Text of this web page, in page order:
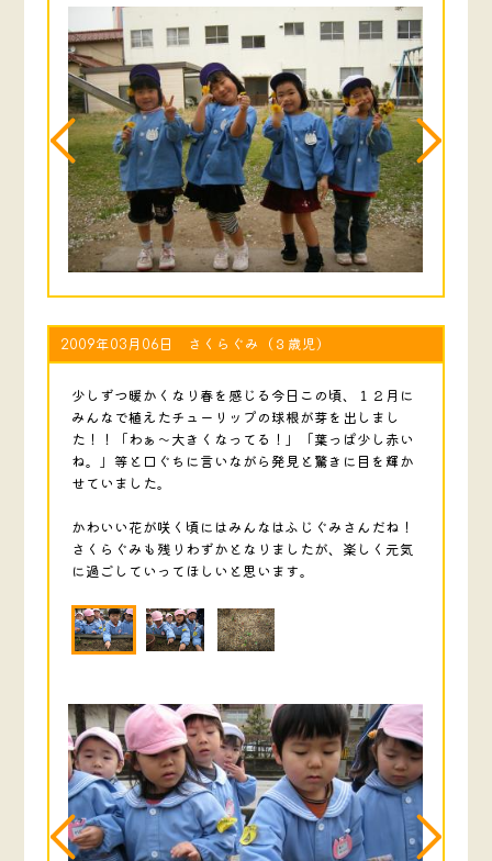
2009年03月06日 さくらぐみ（３歳児）
少しずつ暖かくなり春を感じる今日この頃、１２月に
みんなで植えたチューリップの球根が芽を出しまし
た！！「わぁ～大きくなってる！」「葉っぱ少し赤い
ね。」等と口ぐちに言いながら発見と驚きに目を輝か
せていました。
かわいい花が咲く頃にはみんなはふじぐみさんだね！
さくらぐみも残りわずかとなりましたが、楽しく元気
に過ごしていってほしいと思います。